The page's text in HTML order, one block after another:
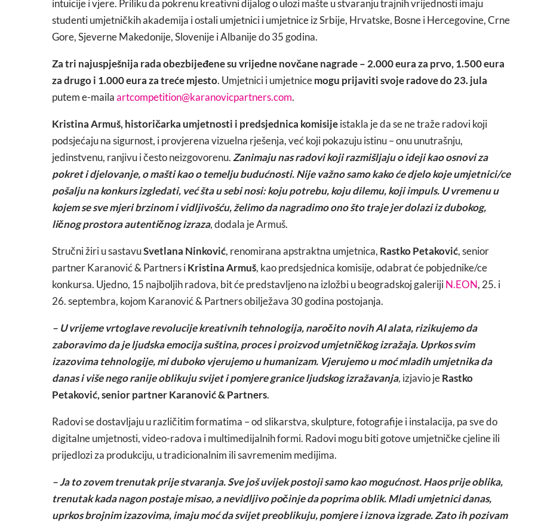
intuicije i vjere. Priliku da pokrenu kreativni dijalog o ulozi mašte u stvaranju trajnih vrijednosti imaju
studenti umjetničkih akademija i ostali umjetnici i umjetnice iz Srbije, Hrvatske, Bosne i Hercegovine, Crne
Gore, Sjeverne Makedonije, Slovenije i Albanije do 35 godina.
Za tri najuspješnija rada obezbijeđene su vrijedne novčane nagrade – 2.000 eura za prvo, 1.500 eura
za drugo i 1.000 eura za treće mjesto. Umjetnici i umjetnicemogu prijaviti svoje radove do 23. jula
putem e-mailaartcompetition@karanovicpartners.com.
Kristina Armuš, historičarka umjetnosti i predsjednica komisijeistakla je da se ne traže radovi koji
podsjećaju na sigurnost, i provjerena vizuelna rješenja, već koji pokazuju istinu – onu unutrašnju,
jedinstvenu, ranjivu i često neizgovorenu. Zanimaju nas radovi koji razmišljaju o ideji kao osnovi za
pokret i djelovanje, o mašti kao o temelju budućnosti. Nije važno samo kako će djelo koje umjetnici/ce
pošalju na konkurs izgledati, već šta u sebi nosi: koju potrebu, koju dilemu, koji impuls. U vremenu u
kojem se sve mjeri brzinom i vidljivošću, želimo da nagradimo ono što traje jer dolazi iz dubokog,
ličnog prostora autentičnog izraza, dodala je Armuš.
Stručni žiri u sastavuSvetlana Ninković, renomirana apstraktna umjetnica, Rastko Petaković, senior
partner Karanović & Partners iKristina Armuš, kao predsjednica komisije, odabrat će pobjednike/ce
konkursa. Ujedno, 15 najboljih radova, bit će predstavljeno na izložbi u beogradskoj galerijiN.EON, 25. i
26. septembra, kojom Karanović & Partners obilježava 30 godina postojanja.
– U vrijeme vrtoglave revolucije kreativnih tehnologija, naročito novih AI alata, rizikujemo da
zaboravimo da je ljudska emocija suština, proces i proizvod umjetničkog izražaja. Uprkos svim
izazovima tehnologije, mi duboko vjerujemo u humanizam. Vjerujemo u moć mladih umjetnika da
danas i više nego ranije oblikuju svijet i pomjere granice ljudskog izražavanja, izjavio jeRastko
Petaković, senior partner Karanović & Partners.
Radovi se dostavljaju u različitim formatima – od slikarstva, skulpture, fotografije i instalacija, pa sve do
digitalne umjetnosti, video-radova i multimedijalnih formi. Radovi mogu biti gotove umjetničke cjeline ili
prijedlozi za produkciju, u tradicionalnim ili savremenim medijima.
– Ja to zovem trenutak prije stvaranja. Sve još uvijek postoji samo kao mogućnost. Haos prije oblika,
trenutak kada nagon postaje misao, a nevidljivo počinje da poprima oblik. Mladi umjetnici danas,
uprkos brojnim izazovima, imaju moć da svijet preoblikuju, pomjere i iznova izgrade. Zato ih pozivam